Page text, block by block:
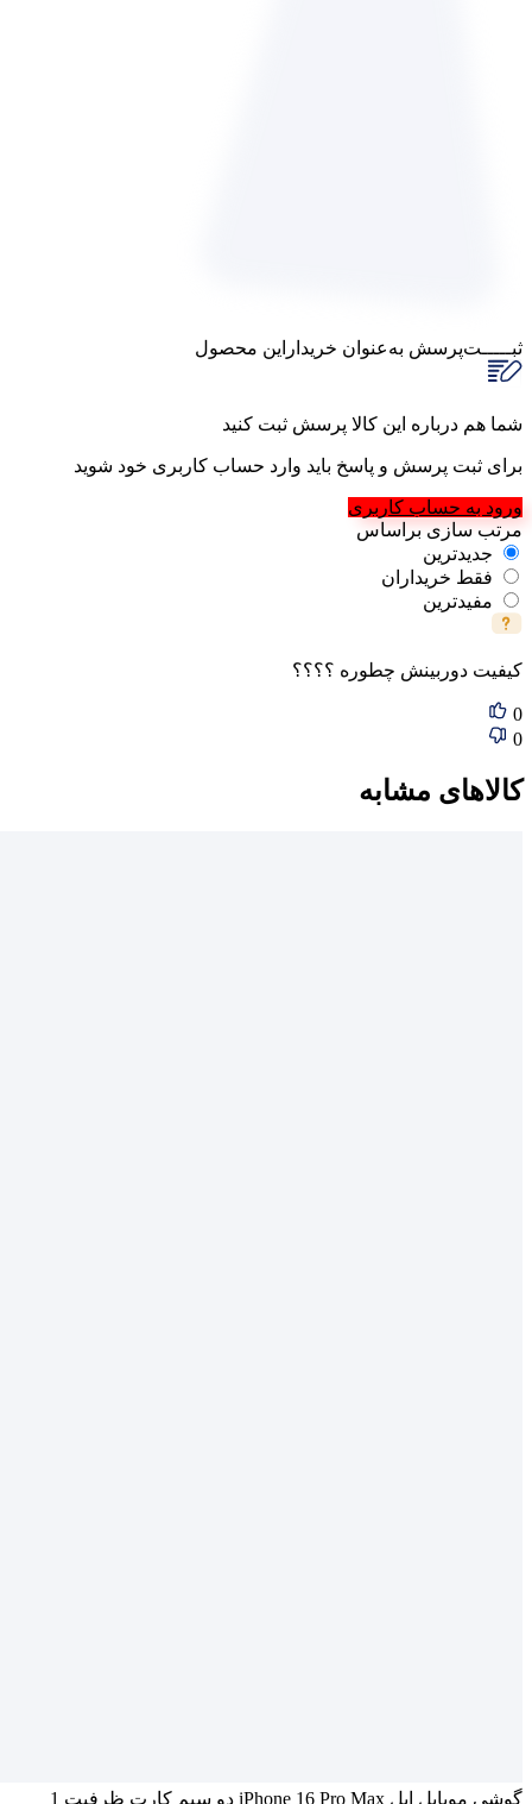
ثبـــــت‌پرسش به‌عنوان ‌خریدار‌این‌ محصول
شما هم درباره این کالا پرسش ثبت کنید
برای ثبت پرسش و پاسخ باید وارد حساب کاربری خود شوید
ورود به حساب کاربری
مرتب‌ سازی‌ بر‌اساس
جدیدترین
فقط‌ خریداران‌
مفیدترین
کیفیت دوربینش چطوره ؟؟؟؟
0
0
کالاهای مشابه
گوشی موبایل اپل iPhone 16 Pro Max دو سیم کارت ظرفیت 1